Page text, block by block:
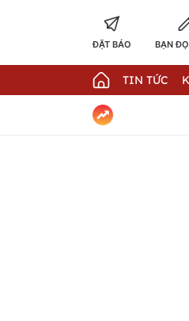
ĐẶT BÁO BẠN
TIN TỨC